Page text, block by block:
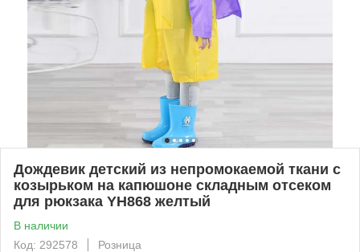
Дождевик детский из непромокаемой ткани с
козырьком на капюшоне складным отсеком
для рюкзака YH868 желтый
В наличии
Код: 292578
Розница